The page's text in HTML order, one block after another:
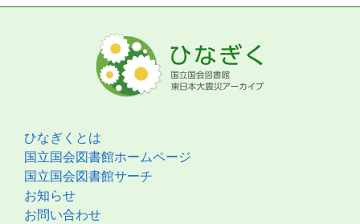
ひなぎくとは
国立国会図書館ホームページ
国立国会図書館サーチ
お知らせ
お問い合わせ